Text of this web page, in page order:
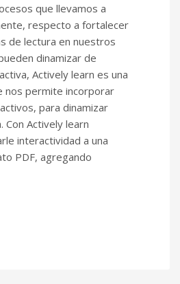
que llevamos a
respecto a fortalecer
de lectura en nuestros
dinamizar de
Actively learn es una
nos permite incorporar
para dinamizar
Con Actively learn
interactividad a una
PDF, agregando